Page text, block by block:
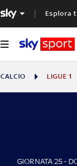
Esplora
CALCIO LIGUE 1
GIORNATA 25 -